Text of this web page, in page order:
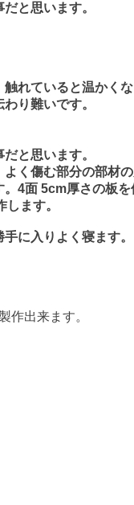
と思います。
れていると温かくな
り難いです。
と思います。
く傷む部分の部材の
4面 5cm厚さの板を
ます。
に入りよく寝ます
作出来ます。